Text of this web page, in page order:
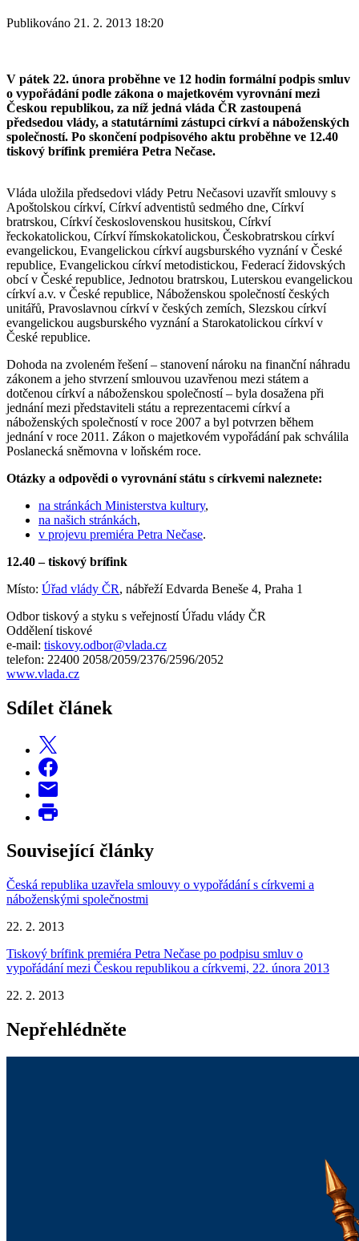
Publikováno 21. 2. 2013 18:20
V pátek 22. února proběhne ve 12 hodin formální podpis smluv
o vypořádání podle zákona o majetkovém vyrovnání mezi
Českou republikou, za níž jedná vláda ČR zastoupená
předsedou vlády, a statutárními zástupci církví a náboženských
společností. Po skončení podpisového aktu proběhne ve 12.40
tiskový brífink premiéra Petra Nečase.
Vláda uložila předsedovi vlády Petru Nečasovi uzavřít smlouvy s
Apoštolskou církví, Církví adventistů sedmého dne, Církví
bratrskou, Církví československou husitskou, Církví
řeckokatolickou, Církví římskokatolickou, Českobratrskou církví
evangelickou, Evangelickou církví augsburského vyznání v České
republice, Evangelickou církví metodistickou, Federací židovských
obcí v České republice, Jednotou bratrskou, Luterskou evangelickou
církví a.v. v České republice, Náboženskou společností českých
unitářů, Pravoslavnou církví v českých zemích, Slezskou církví
evangelickou augsburského vyznání a Starokatolickou církví v
České republice.
Dohoda na zvoleném řešení – stanovení nároku na finanční náhradu
zákonem a jeho stvrzení smlouvou uzavřenou mezi státem a
dotčenou církví a náboženskou společností – byla dosažena při
jednání mezi představiteli státu a reprezentacemi církví a
náboženských společností v roce 2007 a byl potvrzen během
jednání v roce 2011. Zákon o majetkovém vypořádání pak schválila
Poslanecká sněmovna v loňském roce.
Otázky a odpovědi o vyrovnání státu s církvemi naleznete:
na stránkách Ministerstva kultury,
na našich stránkách,
v projevu premiéra Petra Nečase.
12.40 – tiskový brífink
Místo: Úřad vlády ČR, nábřeží Edvarda Beneše 4, Praha 1
Odbor tiskový a styku s veřejností Úřadu vlády ČR
Oddělení tiskové
e-mail: tiskovy.odbor@vlada.cz
telefon: 22400 2058/2059/2376/2596/2052
www.vlada.cz
Sdílet článek
Související články
Česká republika uzavřela smlouvy o vypořádání s církvemi a
náboženskými společnostmi
22. 2. 2013
Tiskový brífink premiéra Petra Nečase po podpisu smluv o
vypořádání mezi Českou republikou a církvemi, 22. února 2013
22. 2. 2013
Nepřehlédněte